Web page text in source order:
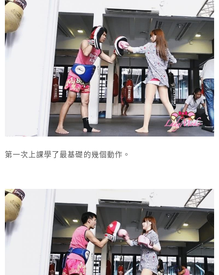
第一次上課學了最基礎的幾個動作。